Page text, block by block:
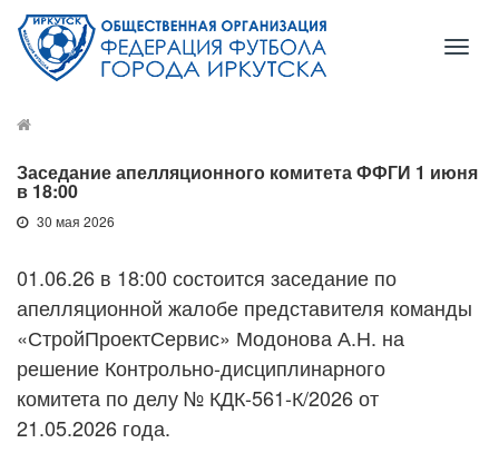
Заседание апелляционного комитета ФФГИ 1 июня
в 18:00
30 мая 2026
01.06.26 в 18:00 состоится заседание по
апелляционной жалобе представителя команды
«СтройПроектСервис» Модонова А.Н. на
решение Контрольно-дисциплинарного
комитета по делу № КДК-561-К/2026 от
21.05.2026 года.